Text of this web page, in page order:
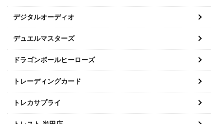
デジタルオーディオ
デュエルマスターズ
ドラゴンボールヒーローズ
トレーディングカード
トレカサプライ